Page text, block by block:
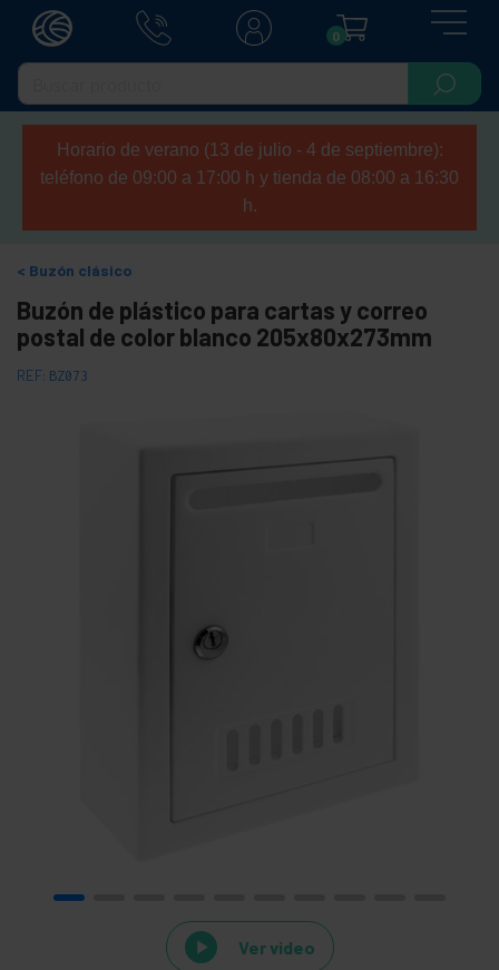
0
Horario de verano (13 de julio - 4 de septiembre):
teléfono de 09:00 a 17:00 h y tienda de 08:00 a 16:30
h.
Buzón clásico
Buzón de plástico para cartas y correo
postal de color blanco 205x80x273mm
REF: BZ073
Ver video